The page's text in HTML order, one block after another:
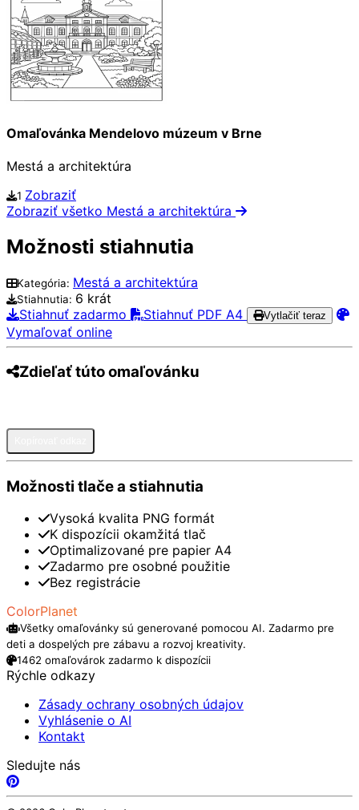
Omaľovánka Mendelovo múzeum v Brne
Mestá a architektúra
1 Zobraziť
Zobraziť všetko Mestá a architektúra
Možnosti stiahnutia
Kategória: Mestá a architektúra
Stiahnutia: 6 krát
Stiahnuť zadarmo
Stiahnuť PDF A4 Vytlačiť teraz
Vymaľovať online
Zdieľať túto omaľovánku
Možnosti tlače a stiahnutia
Vysoká kvalita PNG formát
K dispozícii okamžitá tlač
Optimalizované pre papier A4
Zadarmo pre osobné použitie
Bez registrácie
ColorPlanet
Všetky omaľovánky sú generované pomocou AI. Zadarmo pre
deti a dospelých pre zábavu a rozvoj kreativity.
1462 omaľovárok zadarmo k dispozícii
Rýchle odkazy
Zásady ochrany osobných údajov
Vyhlásenie o AI
Kontakt
Sledujte nás